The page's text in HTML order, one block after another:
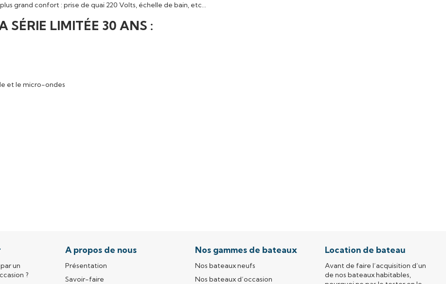
grand confort : prise de quai 220 Volts, échelle de bain, etc…
SÉRIE LIMITÉE 30 ANS :
et le micro-ondes
un
?
A propos de nous
Présentation
Savoir-faire
Nos gammes de bateaux
Nos bateaux neufs
Nos bateaux d’occasion
Location de bateau
Avant de faire l’acquisition d’un
de nos bateaux habitables,